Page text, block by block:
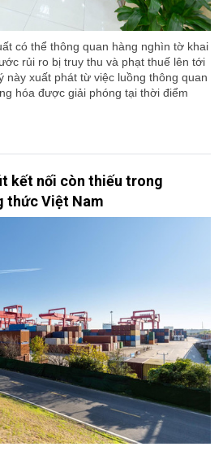
có thể thông quan hàng nghìn tờ khai
rủi ro bị truy thu và phạt thuế lên tới
này xuất phát từ việc luồng thông quan
hóa được giải phóng tại thời điểm
kết nối còn thiếu trong
thức Việt Nam